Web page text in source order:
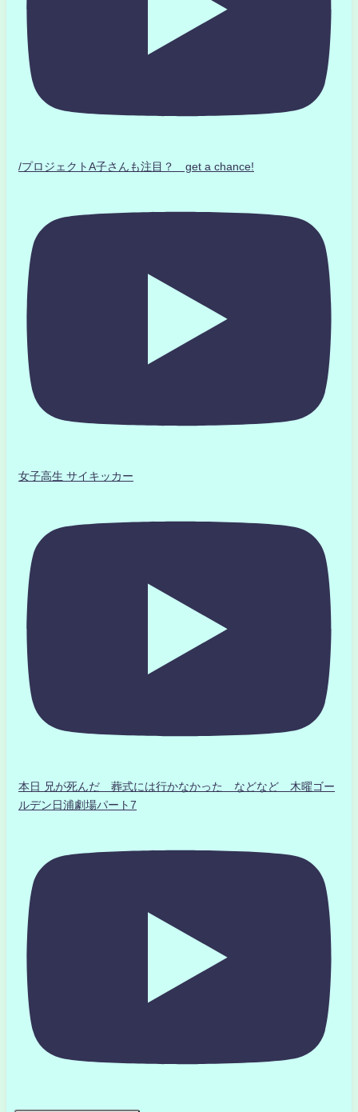
/プロジェクトA子さんも注目？ get a chance!
女子高生 サイキッカー
本日 兄が死んだ 葬式には行かなかった などなど 木曜ゴー
ルデン日浦劇場パート7